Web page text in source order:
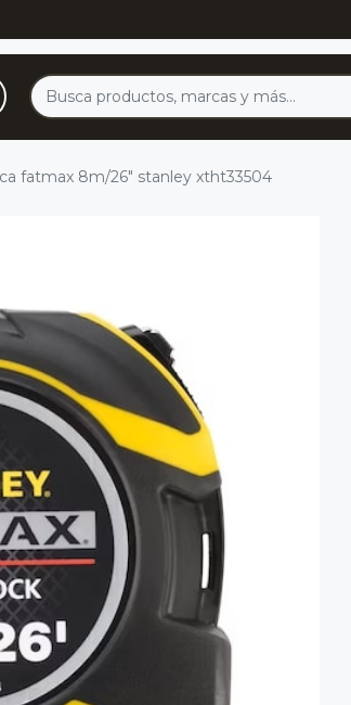
fatmax 8m/26" stanley xtht33504